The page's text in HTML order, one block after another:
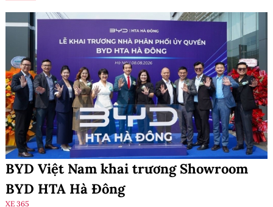
BYD Việt Nam khai trương Showroom
BYD HTA Hà Đông
XE 365